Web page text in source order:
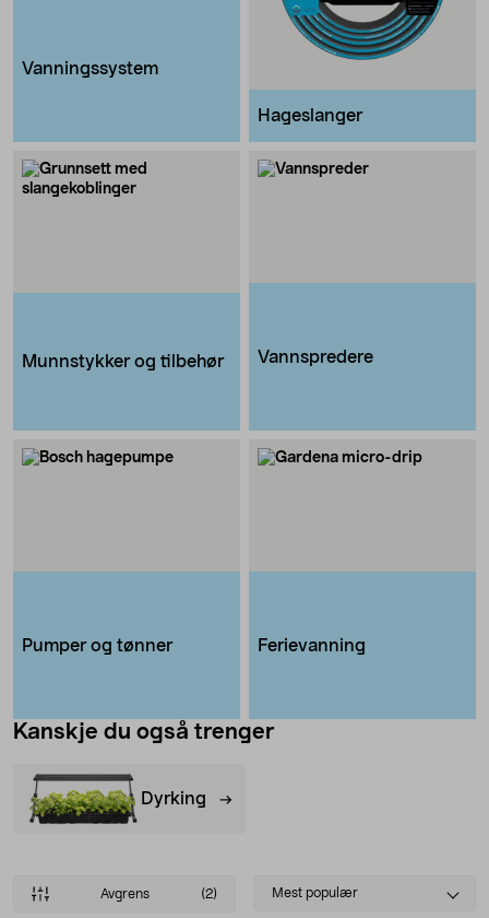
Vanningssystem
Hageslanger
Munnstykker og tilbehør Vannspredere
Pumper og tønner Ferievanning
Kanskje du også trenger
Dyrking
Avgrens (2)
Select
Mest populær